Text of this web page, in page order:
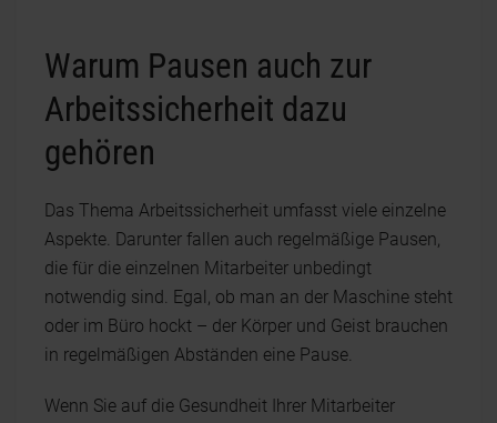
Warum Pausen auch zur
Arbeitssicherheit dazu
gehören
Das Thema Arbeitssicherheit umfasst viele einzelne
Aspekte. Darunter fallen auch regelmäßige Pausen,
die für die einzelnen Mitarbeiter unbedingt
notwendig sind. Egal, ob man an der Maschine steht
oder im Büro hockt – der Körper und Geist brauchen
in regelmäßigen Abständen eine Pause.
Wenn Sie auf die Gesundheit Ihrer Mitarbeiter